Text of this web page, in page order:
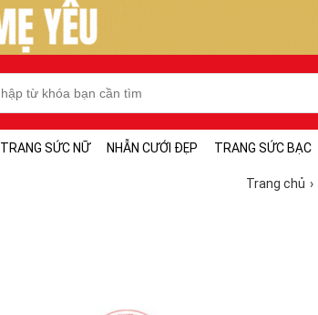
TRANG SỨC NỮ NHẪN CƯỚI ĐẸP TRANG SỨC BẠC
Trang chủ